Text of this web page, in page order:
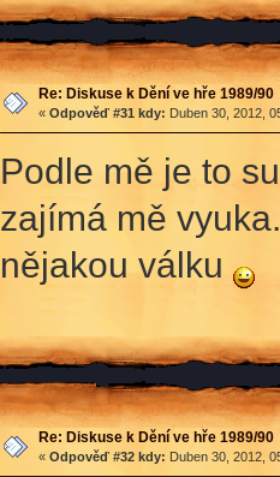
Re: Diskuse k Dění ve hře 1989/90
« Odpověď #31 kdy: Duben 30, 2012,
Podle mě je to
zajímá mě
nějakou válku
Re: Diskuse k Dění ve hře 1989/90
« Odpověď #32 kdy: Duben 30, 2012,